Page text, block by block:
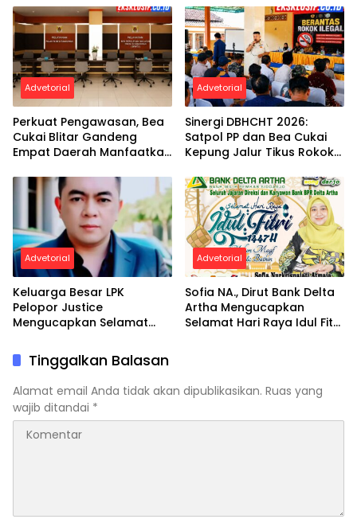
NAPZA 24 Jam
Advetorial
Perkuat Pengawasan, Bea
Cukai Blitar Gandeng
Empat Daerah Manfaatkan
Advetorial
Sinergi DBHCHT 2026:
Satpol PP dan Bea Cukai
Kepung Jalur Tikus Rokok
Advetorial
Keluarga Besar LPK
Pelopor Justice
Mengucapkan Selamat
1447 H / 2026 M
Advetorial
Sofia NA., Dirut Bank Delta
Artha Mengucapkan
Selamat Hari Raya Idul Fitri
Tinggalkan Balasan
Alamat email Anda tidak akan dipublikasikan. Ruas yang
wajib ditandai *